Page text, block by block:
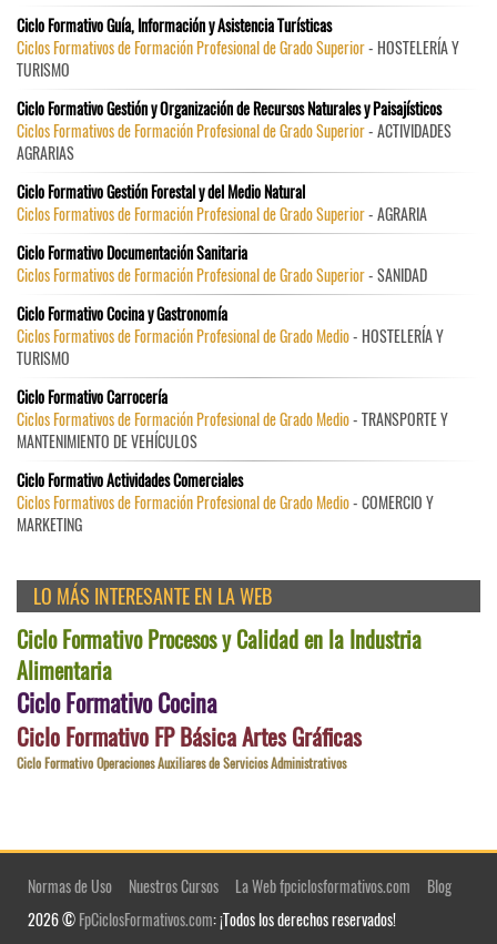
Ciclo Formativo Guía, Información y Asistencia Turísticas
Ciclos Formativos de Formación Profesional de Grado Superior- HOSTELERÍA Y
TURISMO
Ciclo Formativo Gestión y Organización de Recursos Naturales y Paisajísticos
Ciclos Formativos de Formación Profesional de Grado Superior- ACTIVIDADES
AGRARIAS
Ciclo Formativo Gestión Forestal y del Medio Natural
Ciclos Formativos de Formación Profesional de Grado Superior- AGRARIA
Ciclo Formativo Documentación Sanitaria
Ciclos Formativos de Formación Profesional de Grado Superior- SANIDAD
Ciclo Formativo Cocina y Gastronomía
Ciclos Formativos de Formación Profesional de Grado Medio- HOSTELERÍA Y
TURISMO
Ciclo Formativo Carrocería
Ciclos Formativos de Formación Profesional de Grado Medio- TRANSPORTE Y
MANTENIMIENTO DE VEHÍCULOS
Ciclo Formativo Actividades Comerciales
Ciclos Formativos de Formación Profesional de Grado Medio- COMERCIO Y
MARKETING
LO MÁS INTERESANTE EN LA WEB
Ciclo Formativo Procesos y Calidad en la Industria
Alimentaria
Ciclo Formativo Cocina
Ciclo Formativo FP Básica Artes Gráficas
Ciclo Formativo Operaciones Auxiliares de Servicios Administrativos
Normas de Uso Nuestros Cursos La Web fpciclosformativos.com
Blog
2026 ©FpCiclosFormativos.com: ¡Todos los derechos reservados!